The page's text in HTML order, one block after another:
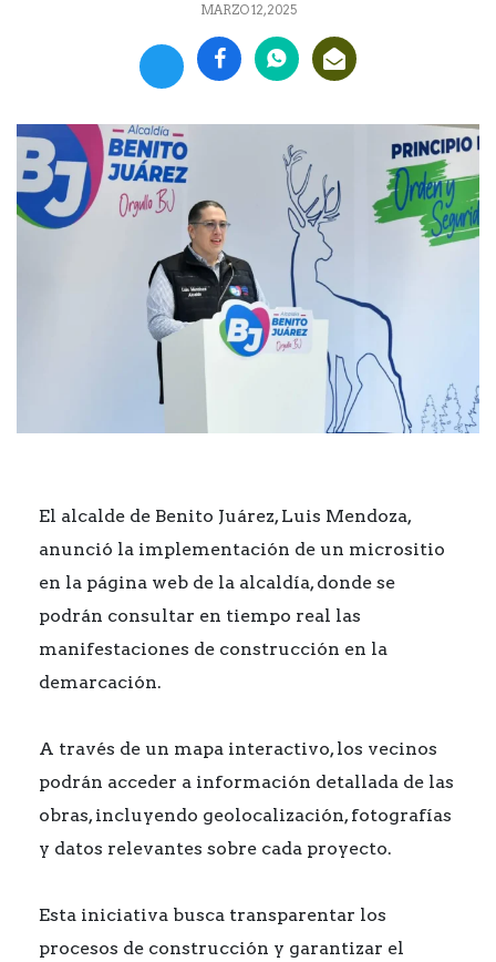
MARZO 12, 2025
El alcalde de Benito Juárez, Luis Mendoza,
anunció la implementación de un micrositio
en la página web de la alcaldía, donde se
podrán consultar en tiempo real las
manifestaciones de construcción en la
demarcación.
A través de un mapa interactivo, los vecinos
podrán acceder a información detallada de las
obras, incluyendo geolocalización, fotografías
y datos relevantes sobre cada proyecto.
Esta iniciativa busca transparentar los
procesos de construcción y garantizar el